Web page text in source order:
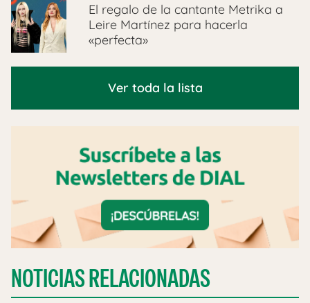
El regalo de la cantante Metrika a
Leire Martínez para hacerla
«perfecta»
Ver toda la lista
NOTICIAS RELACIONADAS